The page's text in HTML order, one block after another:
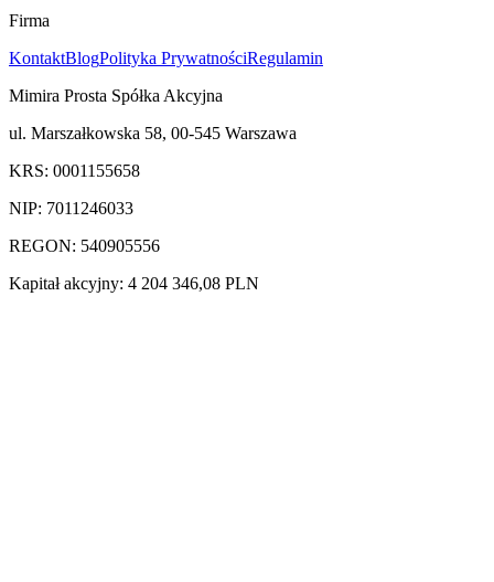
Firma
KontaktBlogPolityka PrywatnościRegulamin
Mimira Prosta Spółka Akcyjna
ul. Marszałkowska 58, 00-545 Warszawa
KRS: 0001155658
NIP: 7011246033
REGON: 540905556
Kapitał akcyjny: 4 204 346,08 PLN